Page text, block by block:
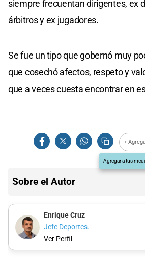
siempre frecuentan dirigentes, ex
árbitros y ex jugadores.
Se fue un tipo que gobernó muy
que cosechó afectos, respeto y
que a veces cuesta encontrar en
+
Agregar a tus
Sobre el Autor
Enrique Cruz
Jefe Deportes.
Ver Perfil